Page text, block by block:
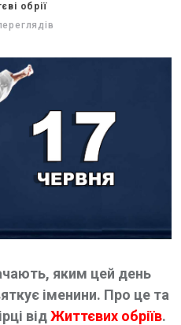
обрії
яким цей день
іменини. Про це та
відЖиттєвих обріїв.